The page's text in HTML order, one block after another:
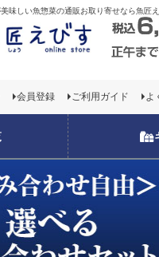
味しい魚惣菜の通販お取り寄せなら魚匠
会員登録 ご利用ガイド よ
お一人様1回限
お一人様1回限